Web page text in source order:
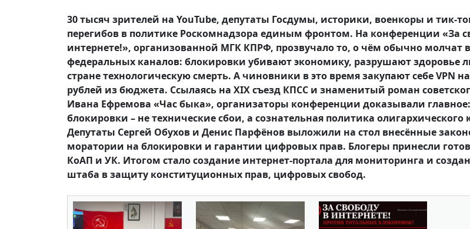
30 тысяч зрителей на YouTube, депутаты Госдумы, историки, военкоры и тик-
перегибов в политике Роскомнадзора единым фронтом. На конференции «За
интернете!», организованной МГК КПРФ, прозвучало то, о чём обычно молчат
федеральных каналов: блокировки убивают экономику, разрушают здоровье
стране технологическую смерть. А чиновники в это время закупают себе VPN
рублей из бюджета. Ссылаясь на XIX съезд КПСС и знаменитый роман
Ивана Ефремова «Час быка», организаторы конференции доказывали
блокировки – не технические сбои, а сознательная политика олигархического
Депутаты Сергей Обухов и Денис Парфёнов выложили на стол внесённые
моратории на блокировки и гарантии цифровых прав. Блогеры принесли
КоАП и УК. Итогом стало создание интернет-портала для мониторинга и
штаба в защиту конституционных прав, цифровых свобод.